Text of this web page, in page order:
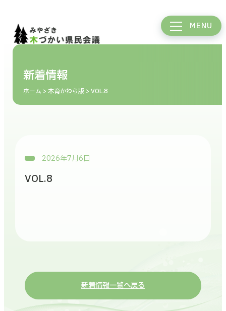
MENU
新着情報
ホーム > 木育かわら版 >VOL.8
2026年7月6日
VOL.8
新着情報一覧へ戻る